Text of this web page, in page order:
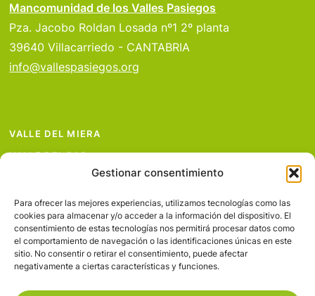
Gestionar consentimiento
Para ofrecer las mejores experiencias, utilizamos tecnologías como las
cookies para almacenar y/o acceder a la información del dispositivo. El
consentimiento de estas tecnologías nos permitirá procesar datos como
el comportamiento de navegación o las identificaciones únicas en este
sitio. No consentir o retirar el consentimiento, puede afectar
negativamente a ciertas características y funciones.
Mancomunidad de los Valles Pasiegos
Pza. Jacobo Roldan Losada nº1 2º planta
39640 Villacarriedo - CANTABRIA
info@vallespasiegos.org
VALLE DEL MIERA
VALLE DEL PAS
VALLE DEL PISUEÑA
PROYECTOS
SERVICIOS
AVISO LEGAL